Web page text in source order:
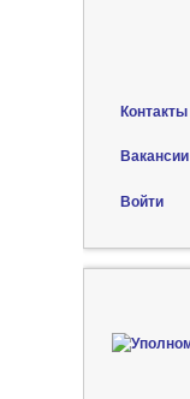
Контакты
Вакансии
Войти